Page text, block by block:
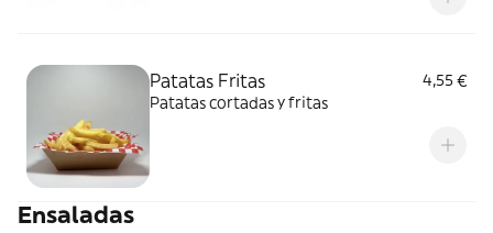
Patatas Fritas
4,55 €
Patatas cortadas y fritas
Ensaladas